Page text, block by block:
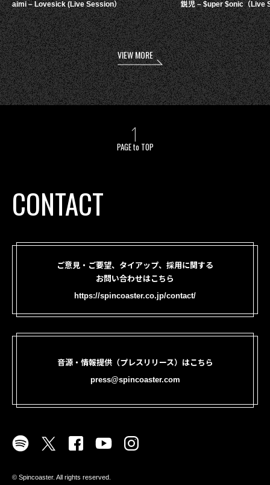
aimi – Lovesick (Live Session） 鋭児 – $uper $onic（Live
VIEW MORE
PAGE to TOP
CONTACT
ご意見・ご要望、タイアップ、採用に関する
お問い合わせはこちら
https://spincoaster.co.jp/contact/
音源・情報提供（プレスリリース）はこちら
press@spincoaster.com
©︎ Spincoaster. All rights reserved.